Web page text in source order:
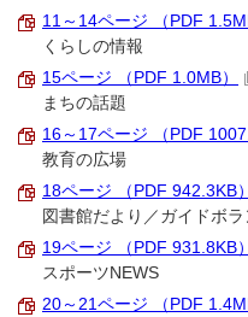
11～14ページ （PDF
くらしの情報
15ページ （PDF 1.0MB）
まちの話題
16～17ページ （PDF
教育の広場
18ページ （PDF 942.3KB）
図書館だより／ガイドボ
19ページ （PDF 931.8KB）
スポーツNEWS
20～21ページ （PDF